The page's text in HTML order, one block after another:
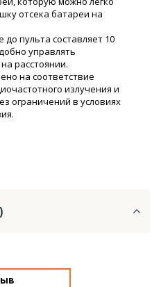
отсека батареи на
пульта составляет 10
управлять
расстоянии.
на соответствие
излучения и
ограничений в условиях